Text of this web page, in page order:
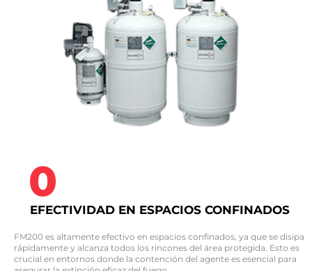
0
EFECTIVIDAD EN ESPACIOS CONFINADOS
FM200 es altamente efectivo en espacios confinados, ya que se disipa
rápidamente y alcanza todos los rincones del área protegida. Esto es
crucial en entornos donde la contención del agente es esencial para